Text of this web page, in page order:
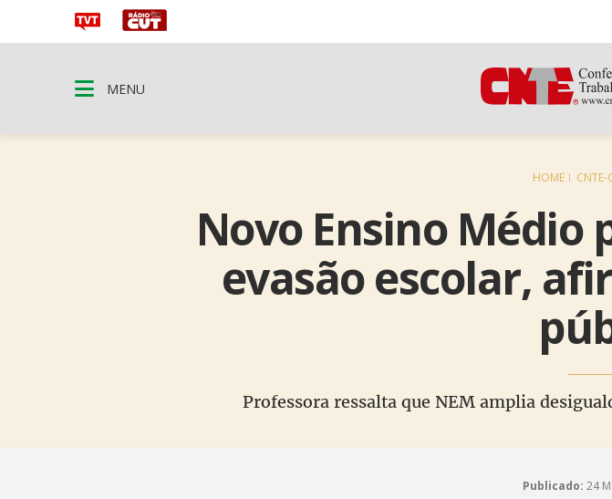
MENU
HOME CNTE-
Novo Ensino Médio
evasão escolar,
Professora ressalta que NEM amplia
Publicado: 24